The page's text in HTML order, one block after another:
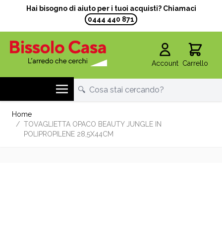
Hai bisogno di aiuto per i tuoi acquisti? Chiamaci
0444 440 871
Account Carrello
Home
/ TOVAGLIETTA OPACO BEAUTY JUNGLE IN
POLIPROPILENE 28,5X44CM